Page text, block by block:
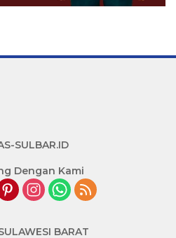
Dengan Kami
BARAT